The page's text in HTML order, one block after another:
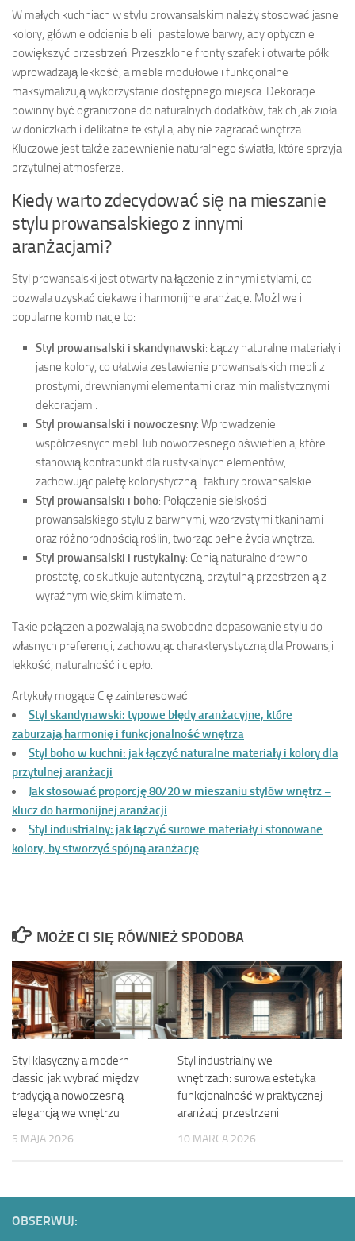
W małych kuchniach w stylu prowansalskim należy stosować jasne
kolory, głównie odcienie bieli i pastelowe barwy, aby optycznie
powiększyć przestrzeń. Przeszklone fronty szafek i otwarte półki
wprowadzają lekkość, a meble modułowe i funkcjonalne
maksymalizują wykorzystanie dostępnego miejsca. Dekoracje
powinny być ograniczone do naturalnych dodatków, takich jak zioła
w doniczkach i delikatne tekstylia, aby nie zagracać wnętrza.
Kluczowe jest także zapewnienie naturalnego światła, które sprzyja
przytulnej atmosferze.
Kiedy warto zdecydować się na mieszanie
stylu prowansalskiego z innymi
aranżacjami?
Styl prowansalski jest otwarty na łączenie z innymi stylami, co
pozwala uzyskać ciekawe i harmonijne aranżacje. Możliwe i
popularne kombinacje to:
Styl prowansalski i skandynawski: Łączy naturalne materiały i
jasne kolory, co ułatwia zestawienie prowansalskich mebli z
prostymi, drewnianymi elementami oraz minimalistycznymi
dekoracjami.
Styl prowansalski i nowoczesny: Wprowadzenie
współczesnych mebli lub nowoczesnego oświetlenia, które
stanowią kontrapunkt dla rustykalnych elementów,
zachowując paletę kolorystyczną i faktury prowansalskie.
Styl prowansalski i boho: Połączenie sielskości
prowansalskiego stylu z barwnymi, wzorzystymi tkaninami
oraz różnorodnością roślin, tworząc pełne życia wnętrza.
Styl prowansalski i rustykalny: Cenią naturalne drewno i
prostotę, co skutkuje autentyczną, przytulną przestrzenią z
wyraźnym wiejskim klimatem.
Takie połączenia pozwalają na swobodne dopasowanie stylu do
własnych preferencji, zachowując charakterystyczną dla Prowansji
lekkość, naturalność i ciepło.
Artykuły mogące Cię zainteresować
Styl skandynawski: typowe błędy aranżacyjne, które
zaburzają harmonię i funkcjonalność wnętrza
Styl boho w kuchni: jak łączyć naturalne materiały i kolory dla
przytulnej aranżacji
Jak stosować proporcję 80/20 w mieszaniu stylów wnętrz –
klucz do harmonijnej aranżacji
Styl industrialny: jak łączyć surowe materiały i stonowane
kolory, by stworzyć spójną aranżację
MOŻE CI SIĘ RÓWNIEŻ SPODOBA
Styl klasyczny a modern
classic: jak wybrać między
tradycją a nowoczesną
elegancją we wnętrzu
5 MAJA 2026
Styl industrialny we
wnętrzach: surowa estetyka i
funkcjonalność w praktycznej
aranżacji przestrzeni
10 MARCA 2026
OBSERWUJ: